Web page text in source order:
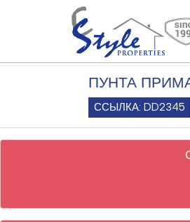
ПУНТА
ССЫЛКА: DD2345